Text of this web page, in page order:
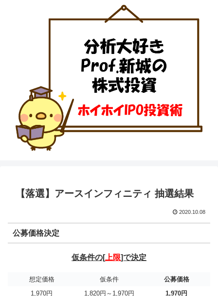
【落選】アースインフィニティ 抽選結果
2020.10.08
公募価格決定
仮条件の[上限]で決定
想定価格 仮条件
公募価格
1,970円
1,820円～1,970円 1,970円